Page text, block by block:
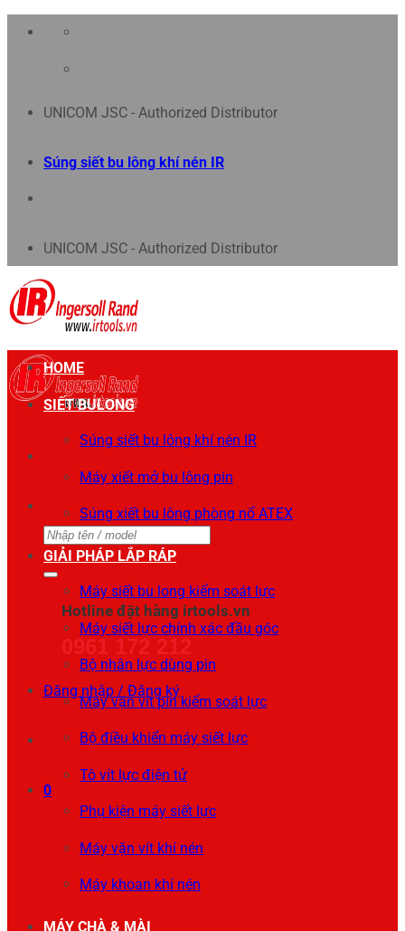
Chuyển
UNICOM JSC - Authorized Distributor
Súng siết bu lông khí nén IR
UNICOM JSC - Authorized Distributor
Tìm
kiếm:
Hotline đặt hàng irtools.vn
0961 172 212
Đăng nhập / Đăng ký
0
HOME
SIẾT BULONG
Súng siết bu lông khí nén IR
Máy xiết mở bu lông pin
Súng xiết bu lông phòng nổ ATEX
GIẢI PHÁP LẮP RÁP
Máy siết bu long kiểm soát lực
Máy siết lực chính xác đầu góc
Bộ nhân lực dùng pin
Máy vặn vít pin kiểm soát lực
Bộ điều khiển máy siết lực
Tô vít lực điện tử
Phụ kiện máy siết lực
Máy vặn vít khí nén
Máy khoan khí nén
MÁY CHÀ & MÀI